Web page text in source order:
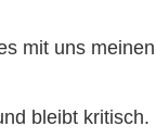
mit uns
bleibt kritisch.